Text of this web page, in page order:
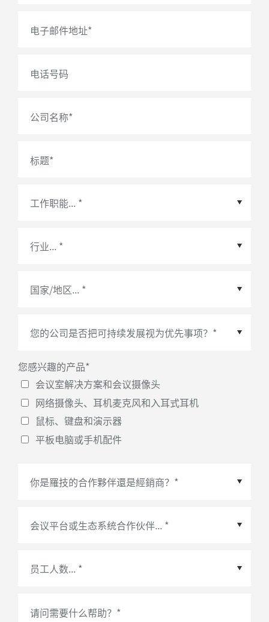
电子邮件地址*
电话号码
公司名称*
标题*
国家/地区*
您感兴趣的产品*
会议室解决方案和会议摄像头
网络摄像头、耳机麦克风和入耳式耳机
鼠标、键盘和演示器
平板电脑或手机配件
会议平台或生态系统合作伙伴
请问需要什么帮助？ *